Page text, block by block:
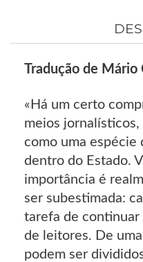
Tradução de Mário
«Há um certo
meios jornalísticos,
como uma espécie
dentro do Estado.
importância é
ser subestimada:
tarefa de continuar
de leitores. De
podem ser